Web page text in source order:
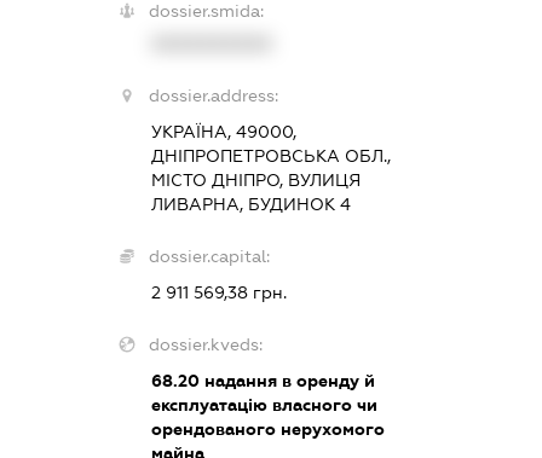
dossier.smida:
dossier.address:
УКРАЇНА, 49000,
ДНІПРОПЕТРОВСЬКА ОБЛ.,
МІСТО ДНІПРО, ВУЛИЦЯ
ЛИВАРНА, БУДИНОК 4
dossier.capital:
2 911 569,38 грн.
dossier.kveds:
68.20 надання в оренду й
експлуатацію власного чи
орендованого нерухомого
майна